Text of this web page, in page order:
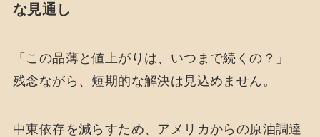
な見通し
「この品薄と値上がりは、いつまで続くの？」
残念ながら、短期的な解決は見込めません。
中東依存を減らすため、アメリカからの原油調達